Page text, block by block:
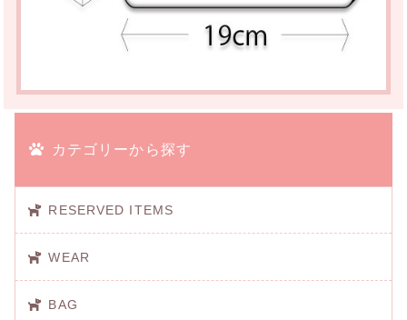
カテゴリーから探す
RESERVED ITEMS
WEAR
BAG